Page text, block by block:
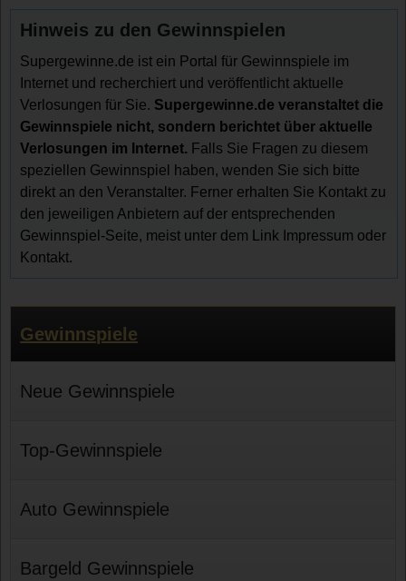
Hinweis zu den Gewinnspielen
Supergewinne.de ist ein Portal für Gewinnspiele im
Internet und recherchiert und veröffentlicht aktuelle
Verlosungen für Sie. Supergewinne.de veranstaltet die
Gewinnspiele nicht, sondern berichtet über aktuelle
Verlosungen im Internet. Falls Sie Fragen zu diesem
speziellen Gewinnspiel haben, wenden Sie sich bitte
direkt an den Veranstalter. Ferner erhalten Sie Kontakt zu
den jeweiligen Anbietern auf der entsprechenden
Gewinnspiel-Seite, meist unter dem Link Impressum oder
Kontakt.
Gewinnspiele
Neue Gewinnspiele
Top-Gewinnspiele
Auto Gewinnspiele
Bargeld Gewinnspiele